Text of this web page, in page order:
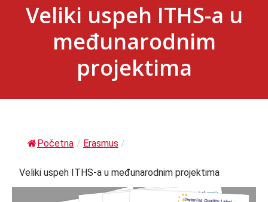
Veliki uspeh ITHS-a u
međunarodnim
projektima
Početna / Erasmus /
Veliki uspeh ITHS-a u međunarodnim projektima